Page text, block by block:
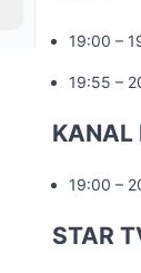
19:00 –
19:55 –
KANAL
19:00 –
STAR